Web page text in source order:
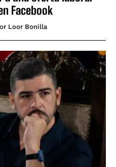
Facebook
Loor Bonilla